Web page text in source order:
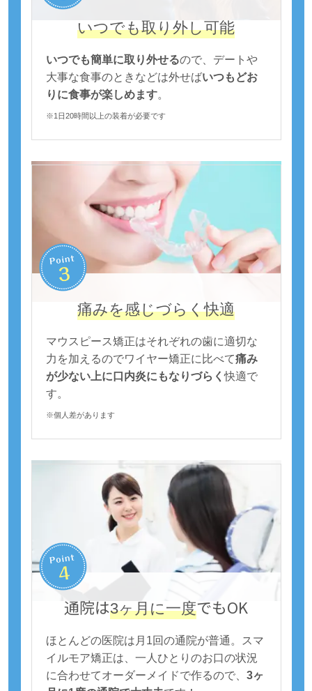
いつでも取り外し可能
いつでも簡単に取り外せるので、デートや
大事な食事のときなどは外せばいつもどお
りに食事が楽しめます。
※1日20時間以上の装着が必要です
痛みを感じづらく快適
マウスピース矯正はそれぞれの歯に適切な
力を加えるのでワイヤー矯正に比べて痛み
が少ない上に口内炎にもなりづらく快適で
す。
※個人差があります
通院は3ヶ月に一度でもOK
ほとんどの医院は月1回の通院が普通。スマ
イルモア矯正は、一人ひとりのお口の状況
に合わせてオーダーメイドで作るので、 3ヶ